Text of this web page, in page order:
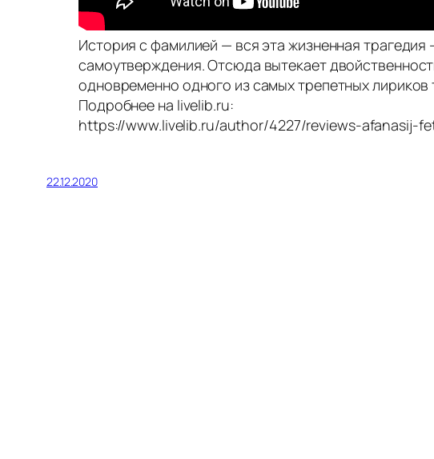
История с фамилией — вся эта жизненная
самоутверждения. Отсюда вытекает
одновременно одного из самых трепетных лириков
Подробнее на livelib.ru:
https://www.livelib.ru/author/4227/reviews-afanasij-
22.12.2020